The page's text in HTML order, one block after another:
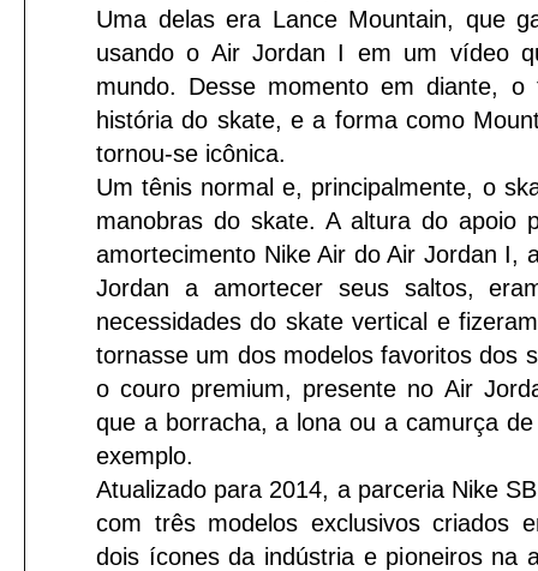
Uma delas era Lance Mountain, que
usando o Air Jordan I em um vídeo
mundo. Desse momento em diante,
história do skate, e a forma como
tornou-se icônica.
Um tênis normal e, principalmente, o
manobras do skate. A altura do apoio
amortecimento Nike Air do Air Jordan I,
Jordan a amortecer seus saltos,
necessidades do skate vertical e
tornasse um dos modelos favoritos dos
o couro premium, presente no Air
que a borracha, a lona ou a camurça
exemplo.
Atualizado para 2014, a parceria Nike
com três modelos exclusivos criados
dois ícones da indústria e pioneiros na